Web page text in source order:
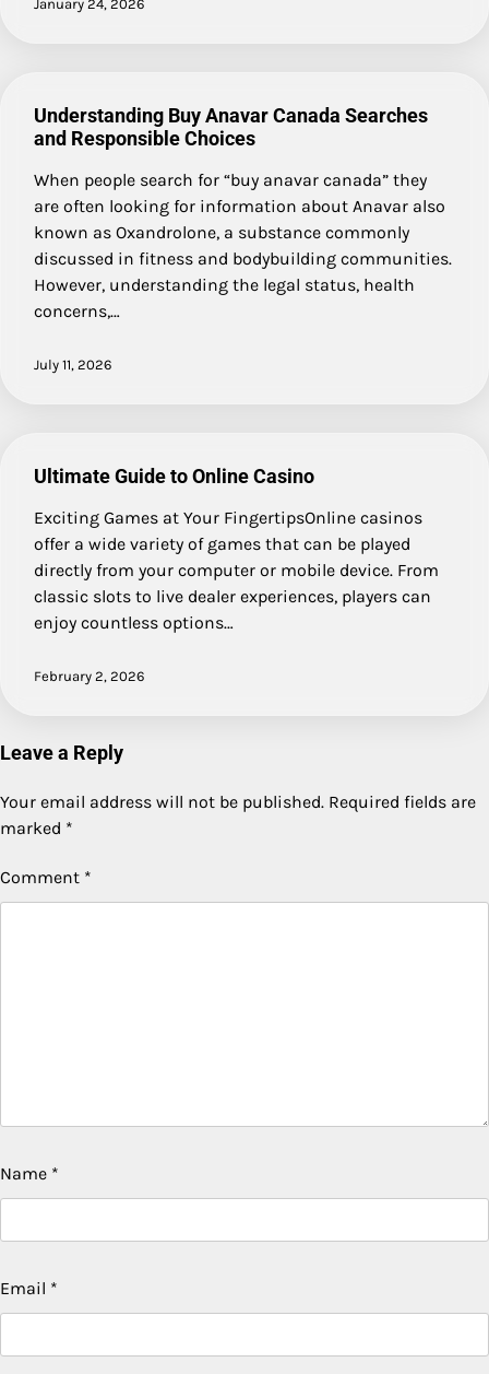
January 24, 2026
Understanding Buy Anavar Canada Searches
and Responsible Choices
When people search for “buy anavar canada” they
are often looking for information about Anavar also
known as Oxandrolone, a substance commonly
discussed in fitness and bodybuilding communities.
However, understanding the legal status, health
concerns,…
July 11, 2026
Ultimate Guide to Online Casino
Exciting Games at Your FingertipsOnline casinos
offer a wide variety of games that can be played
directly from your computer or mobile device. From
classic slots to live dealer experiences, players can
enjoy countless options…
February 2, 2026
Leave a Reply
Your email address will not be published. Required fields are
marked *
Comment *
Name *
Email *